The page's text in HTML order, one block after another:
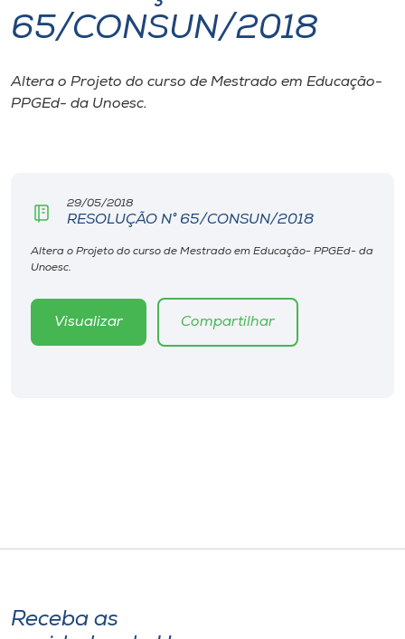
I.nova
Diplomados
CPA
Biblioteca
Editora
65/CONSUN/2018
Altera o Projeto do curso de Mestrado em Educação-
PPGEd- da Unoesc.
29/05/2018
RESOLUÇÃO N° 65/CONSUN/2018
Altera o Projeto do curso de Mestrado em Educação- PPGEd- da
Unoesc.
Visualizar Compartilhar
Receba as